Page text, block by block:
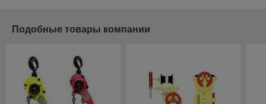
Подобные товары компании